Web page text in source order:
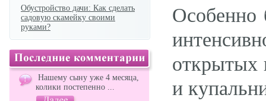
Обустройство дачи: Как сделать
садовую скамейку своими
руками?
Нашему сыну уже 4 месяца,
колики постепенно ...
Особенно
открытых
и